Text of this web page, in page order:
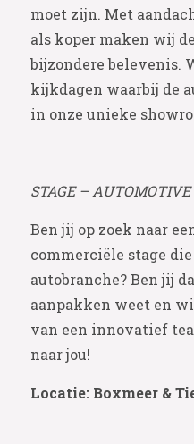
moet zijn. Met
als koper maken wij
bijzondere belevenis.
kijkdagen waarbij de
in onze unieke
STAGE –
Ben jij op zoek naar
commerciële stage
autobranche? Ben jij
aanpakken weet en
van een innovatief
naar jou!
Locatie: Boxmeer &